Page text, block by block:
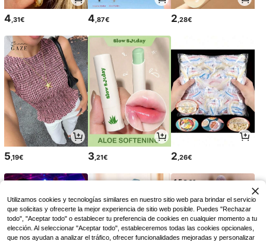
4,31€ 4,87€ 2,28€
5,19€ 3,21€ 2,26€
Utilizamos cookies y tecnologías similares en nuestro sitio web para brindar el servicio
que solicitas y ofrecerte la mejor experiencia de sitio web posible. Puedes "Rechazar
todo", "Aceptar todo" o establecer tu preferencia de cookies en cualquier momento a tu
elección. Al seleccionar "Aceptar todo", estableceremos todas las cookies opcionales,
que nos ayudan a analizar el tráfico, ofrecer funcionalidades mejoradas y personalizar